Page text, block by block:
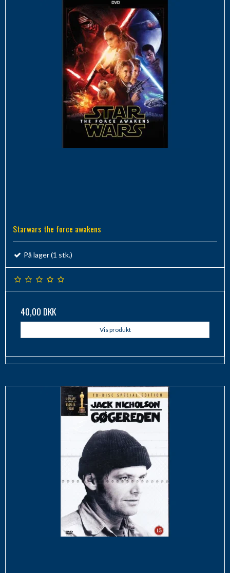
Starwars the force awakens
På lager (1 stk.)
40,00 DKK
Vis produkt